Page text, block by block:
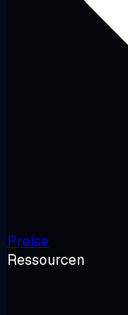
Preise
Ressourcen